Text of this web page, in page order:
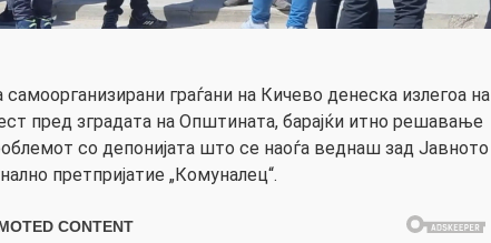
самоорганизирани граѓани на Кичево денеска излегоа на
пред зградата на Општината, барајќи итно решавање
со депонијата што се наоѓа веднаш зад Јавното
претпријатие „Комуналец“.